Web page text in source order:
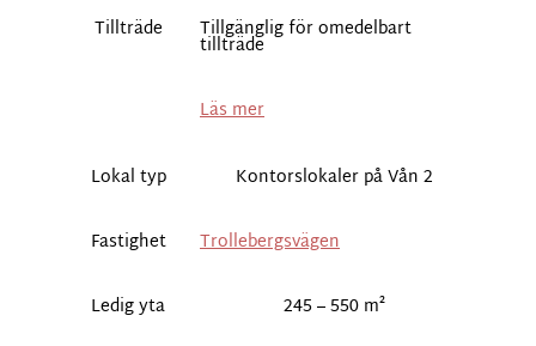
Tillträde Tillgänglig för omedelbart
tillträde
Läs mer
Lokal typ Kontorslokaler på Vån 2
Fastighet Trollebergsvägen
Ledig yta 245 – 550 m²